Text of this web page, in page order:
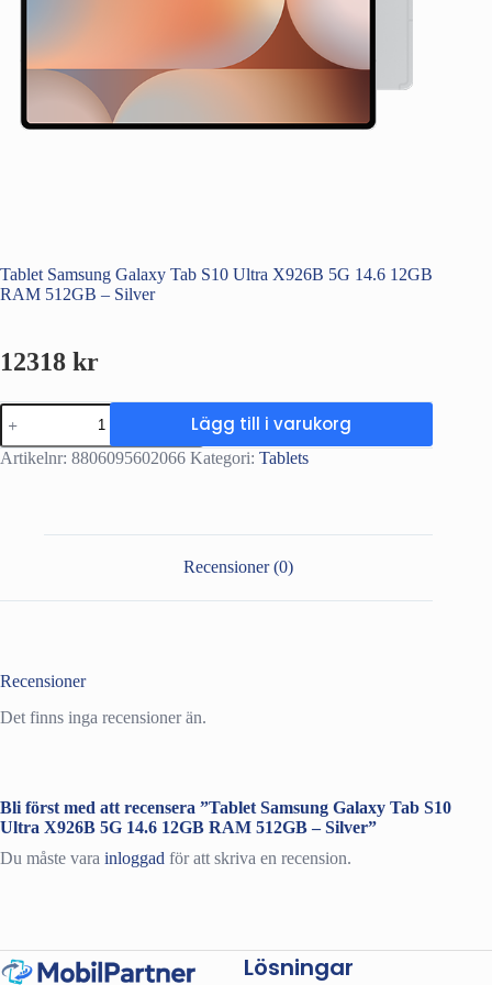
Tablet Samsung Galaxy Tab S10 Ultra X926B 5G 14.6 12GB
RAM 512GB – Silver
12318 kr
Tablet
Samsung
Galaxy
Tab
RAM
mängd
Lägg till i varukorg
Artikelnr: 8806095602066 Kategori: Tablets
Recensioner (0)
Recensioner
Det finns inga recensioner än.
Bli först med att recensera ”Tablet Samsung Galaxy Tab S10
Ultra X926B 5G 14.6 12GB RAM 512GB – Silver”
Du måste vara inloggad för att skriva en recension.
Lösningar